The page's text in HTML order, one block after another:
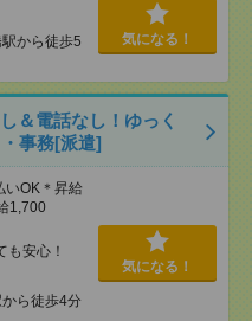
から徒歩5
気になる！
＆電話なし！ゆっく
事務[派遣]
OK＊昇給
1,700
安心！
ら徒歩4分
気になる！